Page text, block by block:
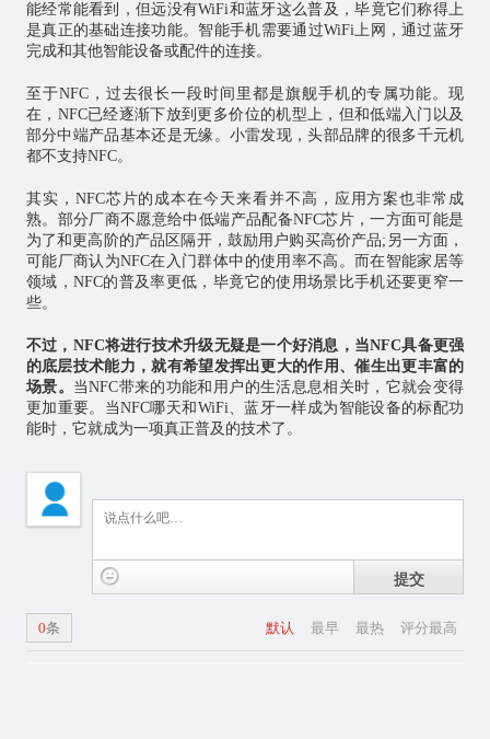
能经常能看到，但远没有WiFi和蓝牙这么普及，毕竟它们称得上
是真正的基础连接功能。智能手机需要通过WiFi上网，通过蓝牙
完成和其他智能设备或配件的连接。
至于NFC，过去很长一段时间里都是旗舰手机的专属功能。现
在，NFC已经逐渐下放到更多价位的机型上，但和低端入门以及
部分中端产品基本还是无缘。小雷发现，头部品牌的很多千元机
都不支持NFC。
其实，NFC芯片的成本在今天来看并不高，应用方案也非常成
熟。部分厂商不愿意给中低端产品配备NFC芯片，一方面可能是
为了和更高阶的产品区隔开，鼓励用户购买高价产品;另一方面，
可能厂商认为NFC在入门群体中的使用率不高。而在智能家居等
领域，NFC的普及率更低，毕竟它的使用场景比手机还要更窄一
些。
不过，NFC将进行技术升级无疑是一个好消息，当NFC具备更强
的底层技术能力，就有希望发挥出更大的作用、催生出更丰富的
场景。 当NFC带来的功能和用户的生活息息相关时，它就会变得
更加重要。当NFC哪天和WiFi、蓝牙一样成为智能设备的标配功
能时，它就成为一项真正普及的技术了。
提交
默认 最早 最热 评分最高
0条